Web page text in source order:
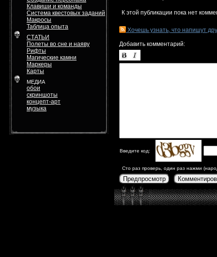
Клавиши и команды
Система квестовых заданий
Макросы
Таблица опыта
СТАТЬИ
Полеты во сне и наяву
Рифты
Магические камни
Маркеры
Карты
МЕДИА
обои
скриншоты
концепт-арт
музыка
К этой публикации пока нет
Хочешь узнать, что напишут
Добавить комментарий:
Введите код:
Сто раз проверь, один раз нажми
Предпросмотр